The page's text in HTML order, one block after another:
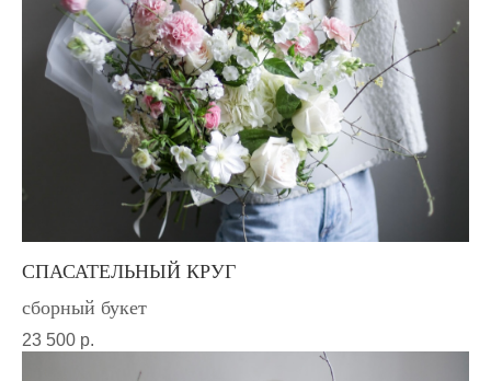
СПАСАТЕЛЬНЫЙ КРУГ
сборный букет
23 500 р.